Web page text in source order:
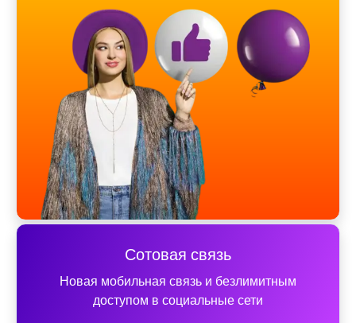
Сотовая связь
Новая мобильная связь и безлимитным
доступом в социальные сети